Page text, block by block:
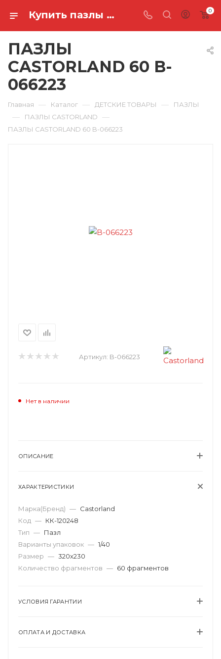
Купить пазлы castorland 60 B-066223 в Ростове-на-Дону 0
ПАЗЛЫ
CASTORLAND 60 B-
066223
Главная — Каталог — ДЕТСКИЕ ТОВАРЫ — ПАЗЛЫ
— ПАЗЛЫ CASTORLAND —
ПАЗЛЫ CASTORLAND 60 B-066223
Артикул: B-066223
Нет в наличии
ОПИСАНИЕ
ХАРАКТЕРИСТИКИ
Марка(Бренд) — Castorland
Код — КК-120248
Тип — Пазл
Варианты упаковок — 1/40
Размер — 320х230
Количество фрагментов — 60 фрагментов
УСЛОВИЯ ГАРАНТИИ
ОПЛАТА И ДОСТАВКА